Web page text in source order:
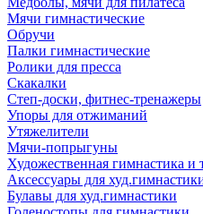
Мячи гимнастические
Обручи
Палки гимнастические
Ролики для пресса
Скакалки
Степ-доски, фитнес-тренажеры
Упоры для отжиманий
Утяжелители
Мячи-попрыгуны
Художественная гимнастика и
Аксессуары для
Булавы для худ.гимнастики